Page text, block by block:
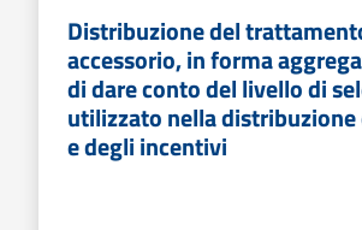
Distribuzione del
accessorio, in forma
di dare conto del livello di
utilizzato nella distribuzione
e degli incentivi